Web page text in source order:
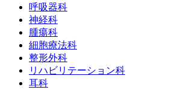
呼吸器科
神経科
腫瘍科
細胞療法科
整形外科
リハビリテーション科
耳科